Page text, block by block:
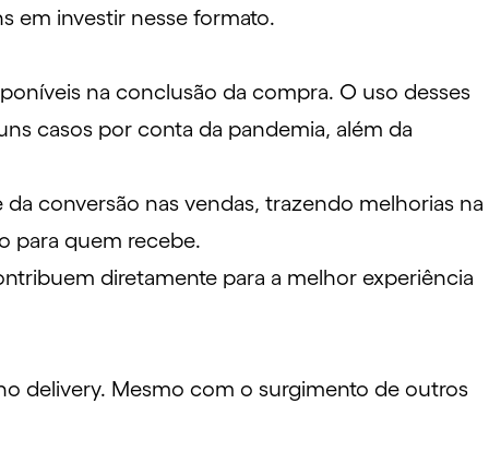
em investir nesse formato.
na conclusão da compra. O uso desses
casos por conta da pandemia, além da
conversão nas vendas, trazendo melhorias na
para quem recebe.
diretamente para a melhor experiência
delivery. Mesmo com o surgimento de outros